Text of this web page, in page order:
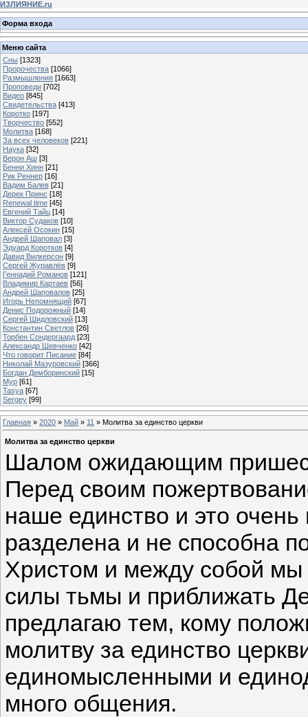
ИЗЛИЯНИЕ.ru
Форма входа
Меню сайта
Сны [1323]
Пророчества [1066]
Размышления [1663]
Проповеди [702]
Видео [845]
Свидетельства [413]
Коротко [197]
Творчество [552]
Молитва [168]
За всех человеков [221]
Наука [32]
Верон Аш [3]
Бенни Хинн [21]
Рик Реннер [16]
Вадим Балев [21]
Дерек Принс [18]
Renewal time [45]
Евгений Тайц [14]
Виктор Судаков [10]
Алексей Осокин [15]
Андрей Шаповал [3]
Эдуард Коротков [4]
Давид Вилкерсон [9]
Сергей Журавлёв [9]
Геннадий Романов [121]
Владимир Картаев [56]
Андрей Шаповалов [25]
Игорь Непомнящий [67]
Денис Подорожный [14]
Сергей Шидловский [13]
Константин Светлов [26]
Торбен Сондергаард [23]
Александр Шевченко [42]
Что говорит Писание [84]
Николай Мазуровский [366]
Богдан Демборинский [15]
Мур [61]
Tasya [67]
Sergey [99]
Главная » 2020 » Май » 11 » Молитва за единство церкви
Молитва за единство церкви
Шалом ожидающим
Перед своим
наше единство и это
разделена и не способна
Христом и между собой
силы тьмы и приближать
предлагаю тем, кому
молитву за единство
единомысленными и
много общения.